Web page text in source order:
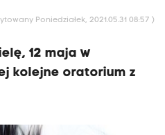
Poniedziałek, 2021.05.31 08:57 )
12 maja w
kolejne oratorium z